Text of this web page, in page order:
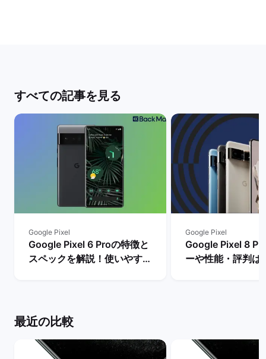
すべての記事を見る
Google Pixel
Google Pixel 6 Proの特徴と
スペックを解説！使いやすさ
Google Pixel
Google Pixel 8
ーや性能・評判は
最近の比較